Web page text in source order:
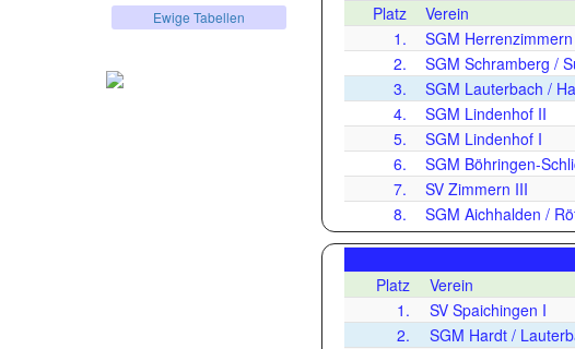
Ewige Tabellen
Platz
Verein
1.
SGM Herrenzimmern
2.
SGM Schramberg /
3.
SGM Lauterbach /
4.
SGM Lindenhof II
5.
SGM Lindenhof I
6.
SGM Böhringen-
7.
SV Zimmern III
8.
SGM Aichhalden /
Platz
Verein
1.
SV Spaichingen I
2.
SGM Hardt /